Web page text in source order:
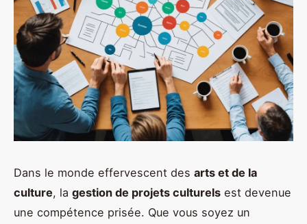
Dans le monde effervescent des arts et de la
culture, la gestion de projets culturels est devenue
une compétence prisée. Que vous soyez un